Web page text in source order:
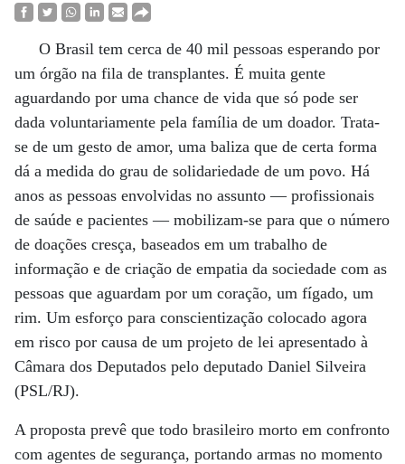
O Brasil tem cerca de 40 mil pessoas esperando por
um órgão na fila de transplantes. É muita gente
aguardando por uma chance de vida que só pode ser
dada voluntariamente pela família de um doador. Trata-
se de um gesto de amor, uma baliza que de certa forma
dá a medida do grau de solidariedade de um povo. Há
anos as pessoas envolvidas no assunto — profissionais
de saúde e pacientes — mobilizam-se para que o número
de doações cresça, baseados em um trabalho de
informação e de criação de empatia da sociedade com as
pessoas que aguardam por um coração, um fígado, um
rim. Um esforço para conscientização colocado agora
em risco por causa de um projeto de lei apresentado à
Câmara dos Deputados pelo deputado Daniel Silveira
(PSL/RJ).
A proposta prevê que todo brasileiro morto em confronto
com agentes de segurança, portando armas no momento